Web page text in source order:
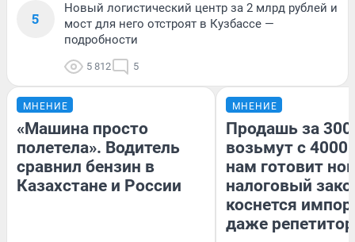
5
Новый логистический центр за 2 млрд рублей и
мост для него отстроят в Кузбассе —
подробности
5 812 5
МНЕНИЕ
«Машина просто
полетела». Водитель
сравнил бензин в
Казахстане и России
МНЕНИЕ
Продашь за
возьмут с
нам готовит
налоговый
коснется
даже